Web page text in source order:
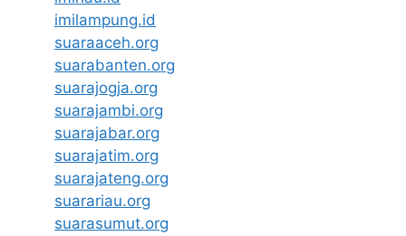
imilampung.id
suaraaceh.org
suarabanten.org
suarajogja.org
suarajambi.org
suarajabar.org
suarajatim.org
suarajateng.org
suarariau.org
suarasumut.org